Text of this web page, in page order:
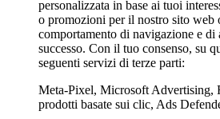
personalizzata in base ai tuoi
o promozioni per il nostro sito web
comportamento di navigazione e di
successo. Con il tuo consenso, su
seguenti servizi di terze parti:
Meta-Pixel, Microsoft Advertising,
prodotti basate sui clic, Ads